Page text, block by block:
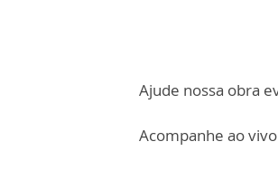
Ajude nossa obra
Acompanhe ao